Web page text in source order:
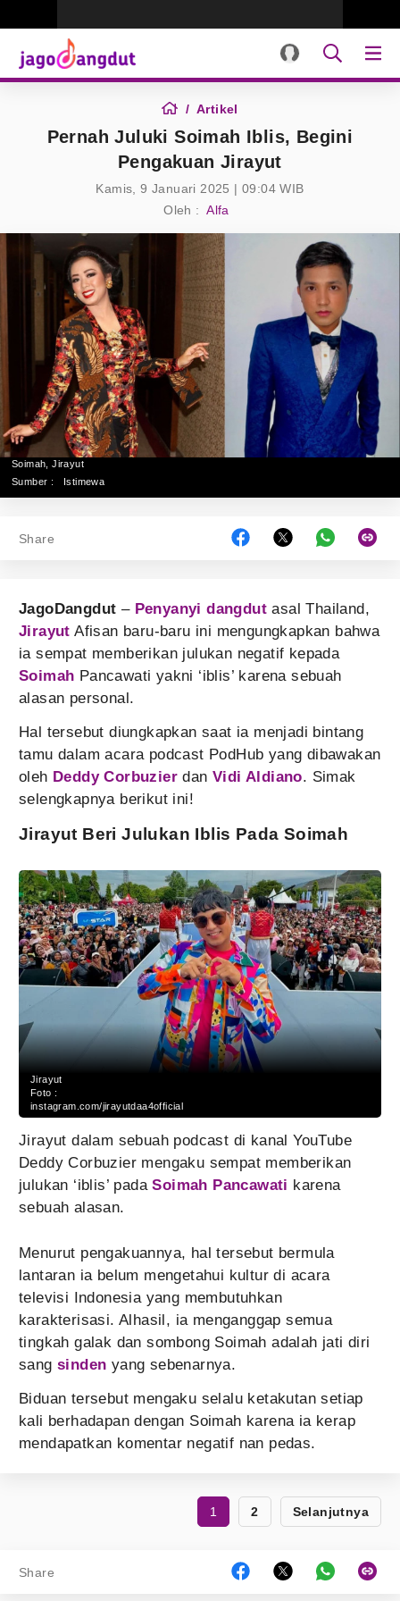
Artikel
Pernah Juluki Soimah Iblis, Begini
Pengakuan Jirayut
Kamis, 9 Januari 2025 | 09:04 WIB
Oleh : Alfa
Soimah, Jirayut
Sumber :
Istimewa
Share
JagoDangdut – Penyanyi dangdut asal Thailand,
Jirayut Afisan baru-baru ini mengungkapkan bahwa
ia sempat memberikan julukan negatif kepada
Soimah Pancawati yakni ‘iblis’ karena sebuah
alasan personal.
Hal tersebut diungkapkan saat ia menjadi bintang
tamu dalam acara podcast PodHub yang dibawakan
oleh Deddy Corbuzier dan Vidi Aldiano. Simak
selengkapnya berikut ini!
Jirayut Beri Julukan Iblis Pada Soimah
Jirayut
Foto :
instagram.com/jirayutdaa4official
Jirayut dalam sebuah podcast di kanal YouTube
Deddy Corbuzier mengaku sempat memberikan
julukan ‘iblis’ padaSoimah Pancawati karena
sebuah alasan.
Menurut pengakuannya, hal tersebut bermula
lantaran ia belum mengetahui kultur di acara
televisi Indonesia yang membutuhkan
karakterisasi. Alhasil, ia menganggap semua
tingkah galak dan sombong Soimah adalah jati diri
sang sinden yang sebenarnya.
Biduan tersebut mengaku selalu ketakutan setiap
kali berhadapan dengan Soimah karena ia kerap
mendapatkan komentar negatif nan pedas.
1 2 Selanjutnya
Share